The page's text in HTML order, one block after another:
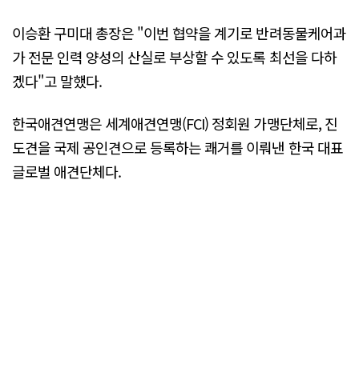
이승환 구미대 총장은 "이번 협약을 계기로 반려동물케어과
가 전문 인력 양성의 산실로 부상할 수 있도록 최선을 다하
겠다"고 말했다.
한국애견연맹은 세계애견연맹(FCI) 정회원 가맹단체로, 진
도견을 국제 공인견으로 등록하는 쾌거를 이뤄낸 한국 대표
글로벌 애견단체다.